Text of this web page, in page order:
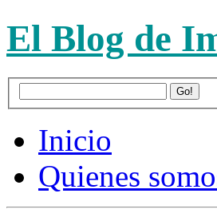
El Blog de
Inicio
Quienes